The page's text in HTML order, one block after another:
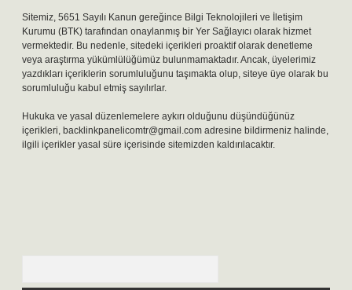
Sitemiz, 5651 Sayılı Kanun gereğince Bilgi Teknolojileri ve İletişim
Kurumu (BTK) tarafından onaylanmış bir Yer Sağlayıcı olarak hizmet
vermektedir. Bu nedenle, sitedeki içerikleri proaktif olarak denetleme
veya araştırma yükümlülüğümüz bulunmamaktadır. Ancak, üyelerimiz
yazdıkları içeriklerin sorumluluğunu taşımakta olup, siteye üye olarak bu
sorumluluğu kabul etmiş sayılırlar.
Hukuka ve yasal düzenlemelere aykırı olduğunu düşündüğünüz
içerikleri, backlinkpanelicomtr@gmail.com adresine bildirmeniz halinde,
ilgili içerikler yasal süre içerisinde sitemizden kaldırılacaktır.